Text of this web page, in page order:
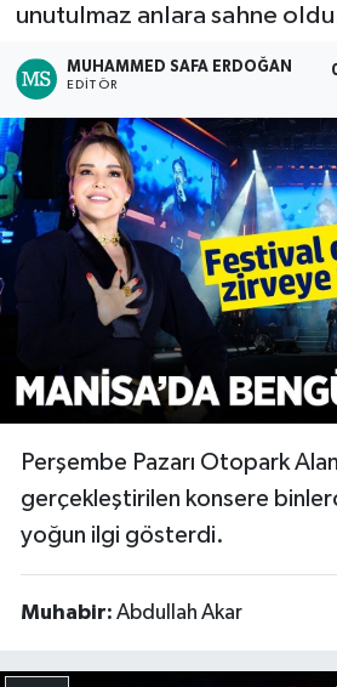
unutulmaz anlara sahne
MUHAMMED SAFA ERDOĞAN
EDITÖR
Perşembe Pazarı Otopark
gerçekleştirilen konsere
yoğun ilgi gösterdi.
Muhabir: Abdullah Akar
BİLİM VE TEKNOLOJİ
Yaşam
Tarih
Çevre
İletişim
Künye
SPOR
Vefat